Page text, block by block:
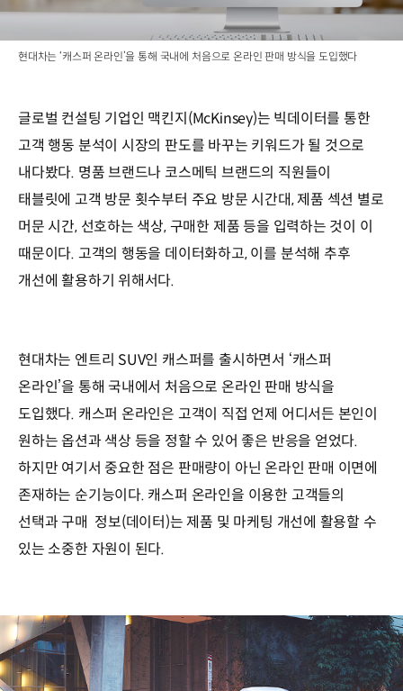
현대차는 ‘캐스퍼 온라인’을 통해 국내에 처음으로 온라인 판매 방식을 도입했다
글로벌 컨설팅 기업인 맥킨지(McKinsey)는 빅데이터를 통한
고객 행동 분석이 시장의 판도를 바꾸는 키워드가 될 것으로
내다봤다. 명품 브랜드나 코스메틱 브랜드의 직원들이
태블릿에 고객 방문 횟수부터 주요 방문 시간대, 제품 섹션 별로
머문 시간, 선호하는 색상, 구매한 제품 등을 입력하는 것이 이
때문이다. 고객의 행동을 데이터화하고, 이를 분석해 추후
개선에 활용하기 위해서다.
현대차는 엔트리 SUV인 캐스퍼를 출시하면서 ‘캐스퍼
온라인’을 통해 국내에서 처음으로 온라인 판매 방식을
도입했다. 캐스퍼 온라인은 고객이 직접 언제 어디서든 본인이
원하는 옵션과 색상 등을 정할 수 있어 좋은 반응을 얻었다.
하지만 여기서 중요한 점은 판매량이 아닌 온라인 판매 이면에
존재하는 순기능이다. 캐스퍼 온라인을 이용한 고객들의
선택과 구매 정보(데이터)는 제품 및 마케팅 개선에 활용할 수
있는 소중한 자원이 된다.